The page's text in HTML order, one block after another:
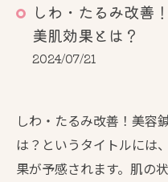
しわ・たるみ改善
美肌効果とは？
2024/07/21
しわ・たるみ改善！美容
は？というタイトルには
果が予感されます。肌の